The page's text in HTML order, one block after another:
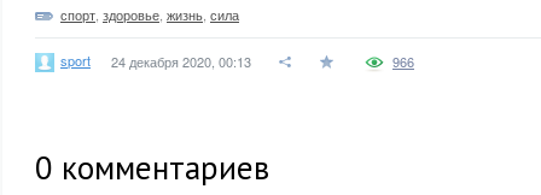
спорт здоровье жизнь сила
sport 24 декабря 2020, 00:13 966
0 комментариев